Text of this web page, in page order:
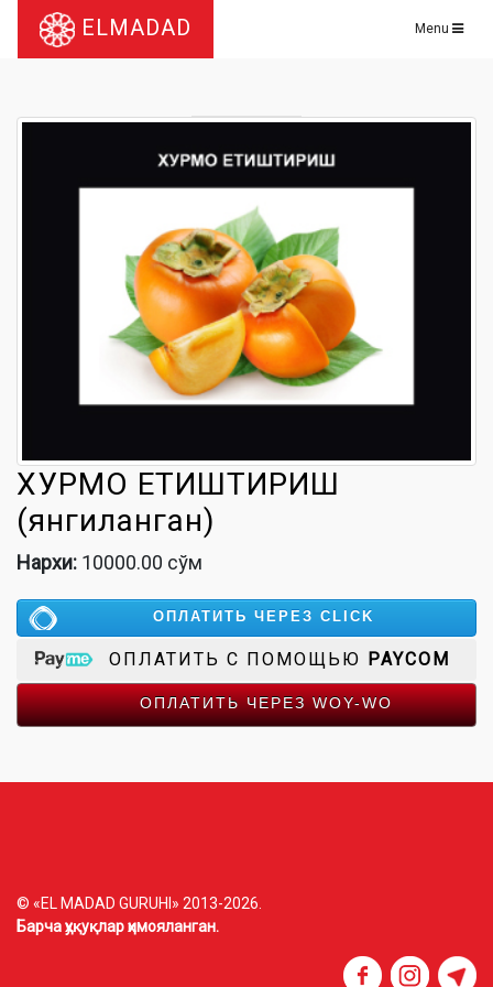
ELMADAD Menu
ХУРМО ЕТИШТИРИШ
(янгиланган)
Нархи: 10000.00 сўм
ОПЛАТИТЬ ЧЕРЕЗ CLICK
ОПЛАТИТЬ С ПОМОЩЬЮ PAYCOM
ОПЛАТИТЬ ЧЕРЕЗ WOY-WO
© «EL MADAD GURUHI» 2013-2026.
Барча ҳуқуқлар ҳимояланган.